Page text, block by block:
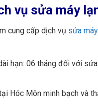
vụ sửa máy
cung cấp dịch vụ sửa
hạn: 06 tháng đối với
Hóc Môn minh bạch và